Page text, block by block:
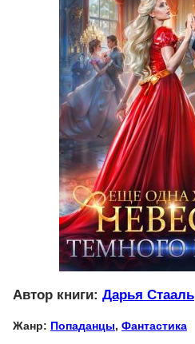
Автор книги: Дарья Стааль
Жанр: Попаданцы, Фантастика